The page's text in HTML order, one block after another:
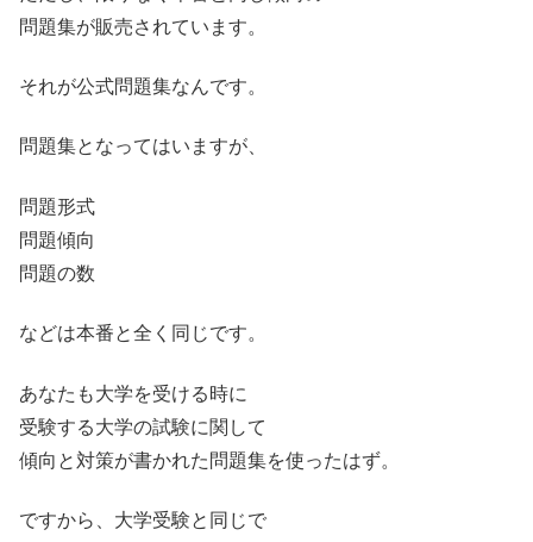
問題集が販売されています。
それが公式問題集なんです。
問題集となってはいますが、
問題形式
問題傾向
問題の数
などは本番と全く同じです。
あなたも大学を受ける時に
受験する大学の試験に関して
傾向と対策が書かれた問題集を使ったはず。
ですから、大学受験と同じで